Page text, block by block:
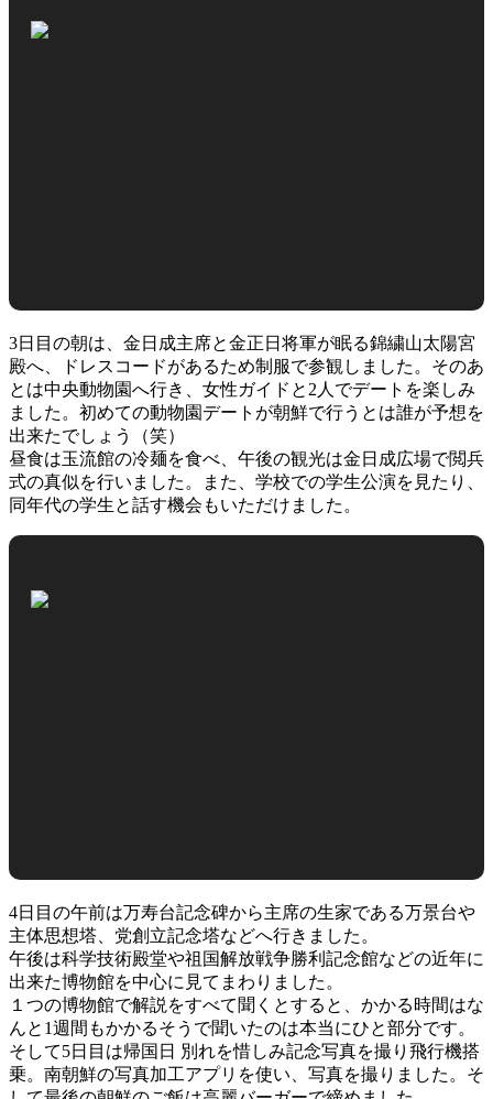
3日目の朝は、金日成主席と金正日将軍が眠る錦繍山太陽宮
殿へ、ドレスコードがあるため制服で参観しました。そのあ
とは中央動物園へ行き、女性ガイドと2人でデートを楽しみ
ました。初めての動物園デートが朝鮮で行うとは誰が予想を
出来たでしょう（笑）
昼食は玉流館の冷麺を食べ、午後の観光は金日成広場で閲兵
式の真似を行いました。また、学校での学生公演を見たり、
同年代の学生と話す機会もいただけました。
4日目の午前は万寿台記念碑から主席の生家である万景台や
主体思想塔、党創立記念塔などへ行きました。
午後は科学技術殿堂や祖国解放戦争勝利記念館などの近年に
出来た博物館を中心に見てまわりました。
１つの博物館で解説をすべて聞くとすると、かかる時間はな
んと1週間もかかるそうで聞いたのは本当にひと部分です。
そして5日目は帰国日 別れを惜しみ記念写真を撮り飛行機搭
乗。南朝鮮の写真加工アプリを使い、写真を撮りました。そ